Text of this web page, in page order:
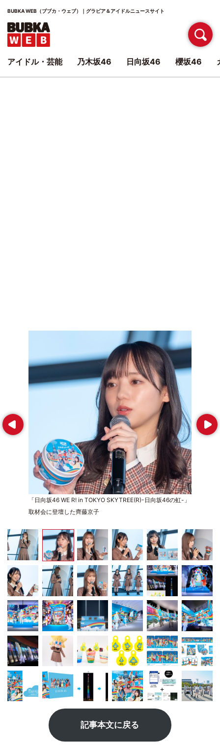
BUBKA WEB（ブブカ・ウェブ）｜グラビア＆アイドルニュースサイト
Prev
「日向坂46 WE R! in TOKYO SKYTREE(R)-日向坂46の虹-」
取材会に登壇した齊藤京子
Next
記事本文に戻る
アイドル・芸能 乃木坂46 日向坂46 櫻坂46